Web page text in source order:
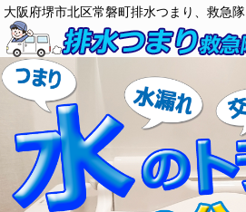
大阪府堺市北区常磐町排水つまり、救急隊